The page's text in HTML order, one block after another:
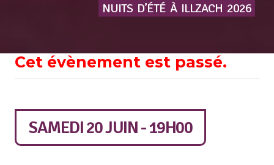
NUITS D’ÉTÉ À ILLZACH 2026
Cet évènement est passé.
SAMEDI 20 JUIN - 19H00